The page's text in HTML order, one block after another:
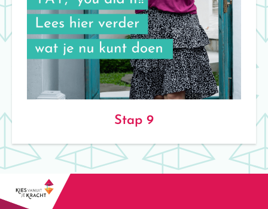
Stap 9